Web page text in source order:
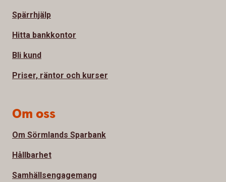
Spärrhjälp
Hitta bankkontor
Bli kund
Priser, räntor och kurser
Om oss
Om Sörmlands Sparbank
Hållbarhet
Samhällsengagemang